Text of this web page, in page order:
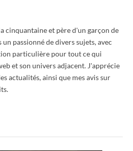
cinquantaine et père d'un garçon de
un passionné de divers sujets, avec
particulière pour tout ce qui
et son univers adjacent. J'apprécie
actualités, ainsi que mes avis sur